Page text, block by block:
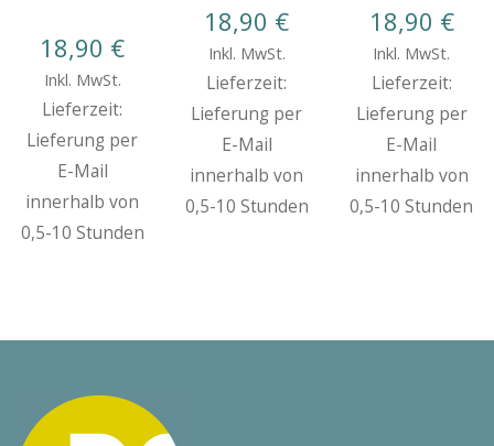
18,90 €
Inkl. MwSt.
Lieferzeit:
Lieferung per
E-Mail
innerhalb von
0,5-10 Stunden
18,90 €
Inkl. MwSt.
Lieferzeit:
Lieferung per
E-Mail
innerhalb von
0,5-10 Stunden
18,90 €
Inkl. MwSt.
Lieferzeit:
Lieferung per
E-Mail
innerhalb von
0,5-10 Stunden